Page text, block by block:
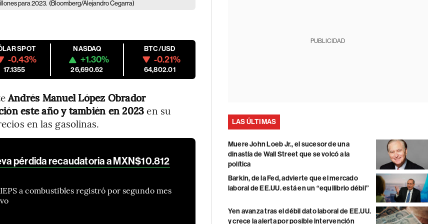
para 2023. (Bloomberg/Alejandro Cegarra)
SPOT
-0.43%
17.1355
NASDAQ
+1.30%
26,690.62
BTC/USD
-0.21%
64,802.01
Andrés Manuel López Obrador
este año y también en 2023en su
en las gasolinas.
pérdida recaudatoria a MXN$10.812
a combustibles registró por segundo mes
PUBLICIDAD
LAS ÚLTIMAS
Muere John Loeb Jr., el sucesor de una
dinastía de Wall Street que se volcó a la
política
Barkin, de la Fed, advierte que el mercado
laboral de EE.UU. está en un “equilibrio débil”
Yen avanza tras el débil dato laboral de EE.UU.
y crece la alerta por posible intervención